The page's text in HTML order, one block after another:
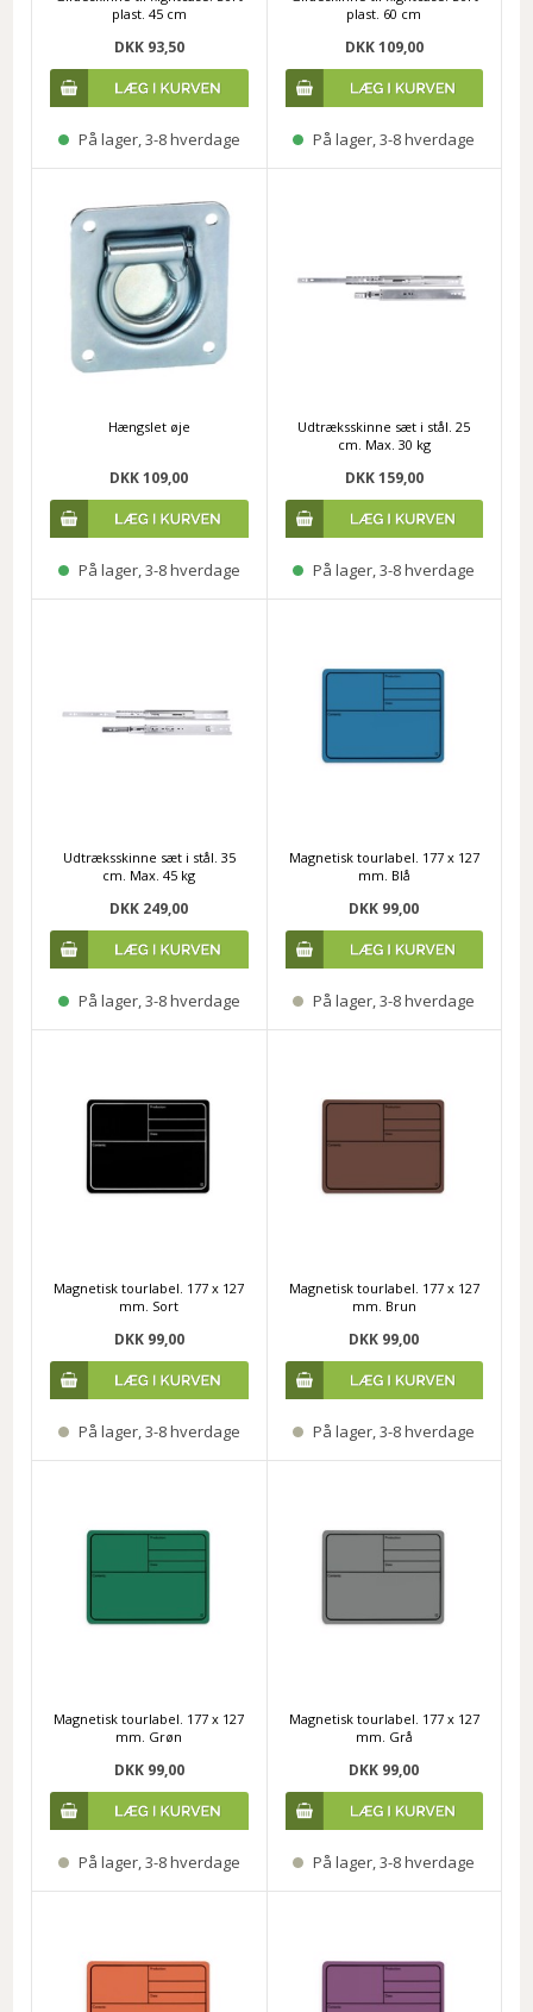
plast. 45 cm
DKK 93,50
På lager, 3-8 hverdage
plast. 60 cm
DKK 109,00
På lager, 3-8 hverdage
Hængslet øje
DKK 109,00
På lager, 3-8 hverdage
Udtræksskinne sæt i stål. 25
cm. Max. 30 kg
DKK 159,00
På lager, 3-8 hverdage
Udtræksskinne sæt i stål. 35
cm. Max. 45 kg
DKK 249,00
På lager, 3-8 hverdage
Magnetisk tourlabel. 177 x 127
mm. Blå
DKK 99,00
På lager, 3-8 hverdage
Magnetisk tourlabel. 177 x 127
mm. Sort
DKK 99,00
På lager, 3-8 hverdage
Magnetisk tourlabel. 177 x 127
mm. Brun
DKK 99,00
På lager, 3-8 hverdage
Magnetisk tourlabel. 177 x 127
mm. Grøn
DKK 99,00
På lager, 3-8 hverdage
Magnetisk tourlabel. 177 x 127
mm. Grå
DKK 99,00
På lager, 3-8 hverdage